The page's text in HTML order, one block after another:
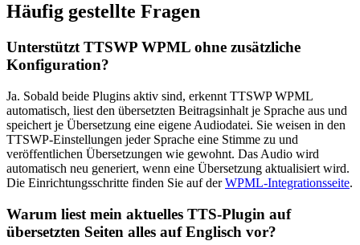
Häufig gestellte Fragen
Unterstützt TTSWP WPML ohne zusätzliche
Konfiguration?
Ja. Sobald beide Plugins aktiv sind, erkennt TTSWP WPML
automatisch, liest den übersetzten Beitragsinhalt je Sprache aus und
speichert je Übersetzung eine eigene Audiodatei. Sie weisen in den
TTSWP-Einstellungen jeder Sprache eine Stimme zu und
veröffentlichen Übersetzungen wie gewohnt. Das Audio wird
automatisch neu generiert, wenn eine Übersetzung aktualisiert wird.
Die Einrichtungsschritte finden Sie auf derWPML-Integrationsseite.
Warum liest mein aktuelles TTS-Plugin auf
übersetzten Seiten alles auf Englisch vor?